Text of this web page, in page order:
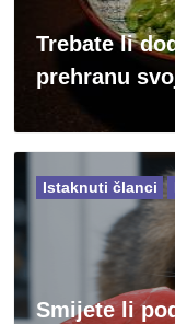
Trebate li
prehranu
Smijete li
Istaknuti članci